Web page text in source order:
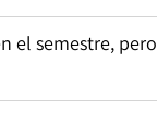
el semestre, pero